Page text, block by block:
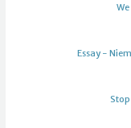
Essay -